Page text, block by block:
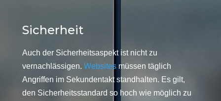
Sicherheit
Auch der Sicherheitsaspekt ist nicht zu
vernachlässigen. Websitesmüssen täglich
Angriffen im Sekundentakt standhalten. Es gilt,
den Sicherheitsstandard so hoch wie möglich zu